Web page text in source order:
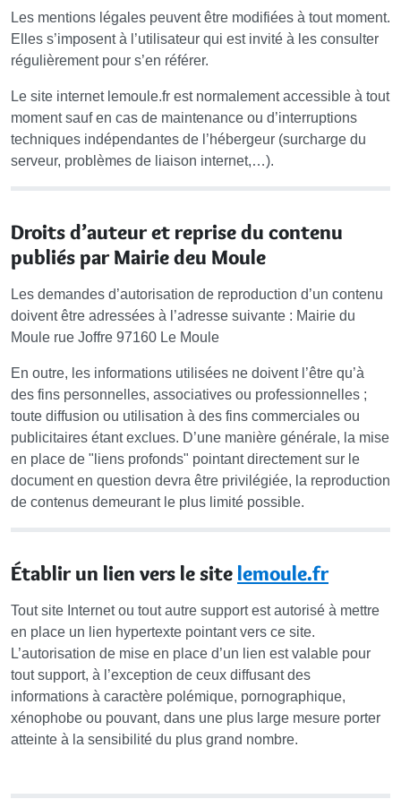
Les mentions légales peuvent être modifiées à tout moment.
Elles s’imposent à l’utilisateur qui est invité à les consulter
régulièrement pour s’en référer.
Le site internet lemoule.fr est normalement accessible à tout
moment sauf en cas de maintenance ou d’interruptions
techniques indépendantes de l’hébergeur (surcharge du
serveur, problèmes de liaison internet,…).
Droits d’auteur et reprise du contenu
publiés par Mairie deu Moule
Les demandes d’autorisation de reproduction d’un contenu
doivent être adressées à l’adresse suivante : Mairie du
Moule rue Joffre 97160 Le Moule
En outre, les informations utilisées ne doivent l’être qu’à
des fins personnelles, associatives ou professionnelles ;
toute diffusion ou utilisation à des fins commerciales ou
publicitaires étant exclues. D’une manière générale, la mise
en place de "liens profonds" pointant directement sur le
document en question devra être privilégiée, la reproduction
de contenus demeurant le plus limité possible.
Établir un lien vers le site lemoule.fr
Tout site Internet ou tout autre support est autorisé à mettre
en place un lien hypertexte pointant vers ce site.
L’autorisation de mise en place d’un lien est valable pour
tout support, à l’exception de ceux diffusant des
informations à caractère polémique, pornographique,
xénophobe ou pouvant, dans une plus large mesure porter
atteinte à la sensibilité du plus grand nombre.